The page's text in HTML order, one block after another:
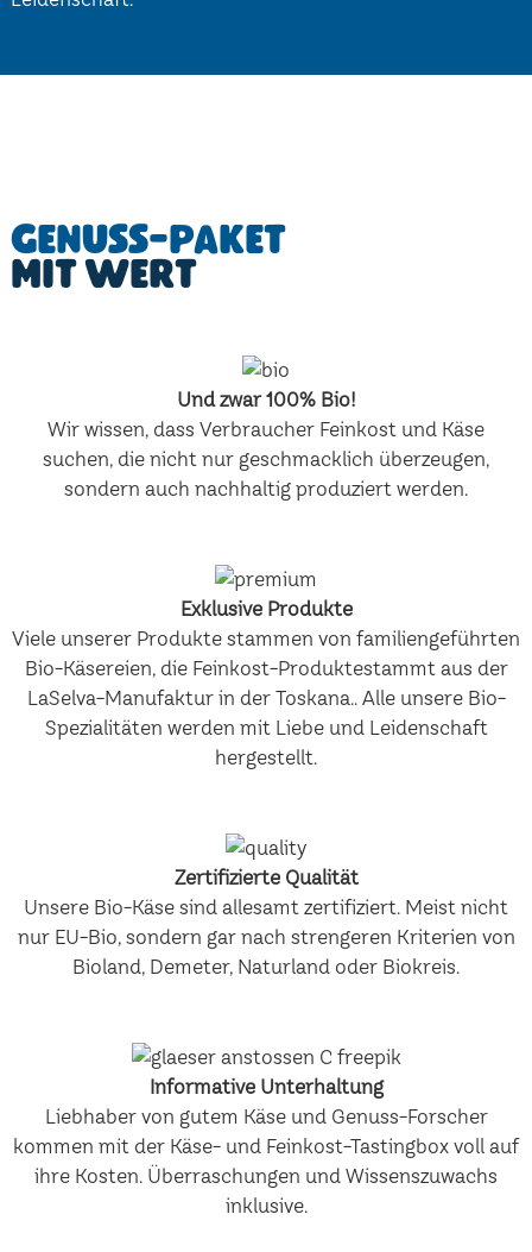
Genuss-Paket
mit Wert
Und zwar 100% Bio!
Wir wissen, dass Verbraucher Feinkost und Käse
suchen, die nicht nur geschmacklich überzeugen,
sondern auch nachhaltig produziert werden.
Exklusive Produkte
Viele unserer Produkte stammen von familiengeführten
Bio-Käsereien, die Feinkost-Produktestammt aus der
LaSelva-Manufaktur in der Toskana.. Alle unsere Bio-
Spezialitäten werden mit Liebe und Leidenschaft
hergestellt.
Zertifizierte Qualität
Unsere Bio-Käse sind allesamt zertifiziert. Meist nicht
nur EU-Bio, sondern gar nach strengeren Kriterien von
Bioland, Demeter, Naturland oder Biokreis.
Informative Unterhaltung
Liebhaber von gutem Käse und Genuss-Forscher
kommen mit der Käse- und Feinkost-Tastingbox voll auf
ihre Kosten. Überraschungen und Wissenszuwachs
inklusive.